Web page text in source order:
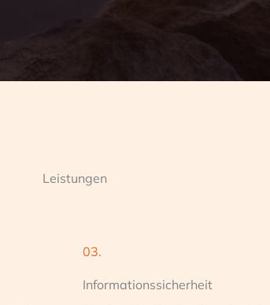
Leistungen
03.
Informationssicherheit